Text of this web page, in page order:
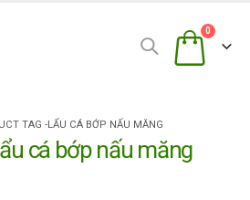
0
TAG -LẨU CÁ BỚP NẤU MĂNG
cá bớp nấu măng